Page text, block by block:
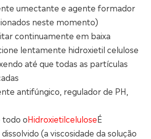
umectante e agente formador
neste momento)
continuamente em baixa
lentamente hidroxietil celulose
até que todas as partículas
antifúngico, regulador de PH,
todo oHidroxietilceluloseÉ
(a viscosidade da solução